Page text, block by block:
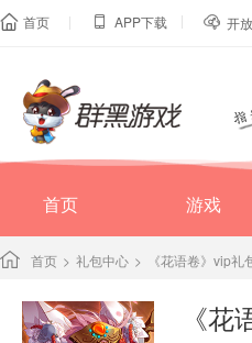
 首页 |  APP下载 |  开
首页 游戏
首页 > 礼包中心 > 《花语卷》vip礼
《